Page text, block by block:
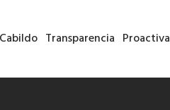
Cabildo Transparencia Proactiva